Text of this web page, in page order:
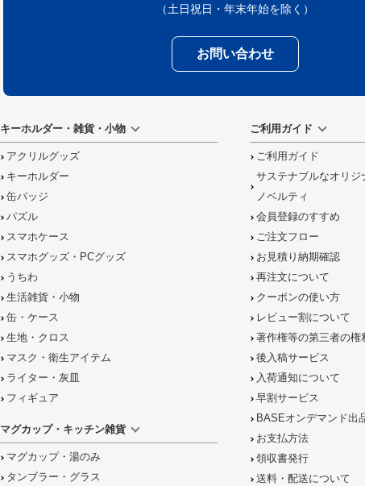
（土日祝日・年末年始を除く）
お問い合わせ
キーホルダー・雑貨・小物
アクリルグッズ
キーホルダー
缶バッジ
パズル
スマホケース
スマホグッズ・PCグッズ
うちわ
生活雑貨・小物
缶・ケース
生地・クロス
マスク・衛生アイテム
ライター・灰皿
フィギュア
マグカップ・キッチン雑貨
マグカップ・湯のみ
タンブラー・グラス
ご利用ガイド
ご利用ガイド
サステナブルなオリジ
ノベルティ
会員登録のすすめ
ご注文フロー
お見積り納期確認
再注文について
クーポンの使い方
レビュー割について
著作権等の第三者の権
後入稿サービス
入荷通知について
早割サービス
BASEオンデマンド出
お支払方法
領収書発行
送料・配送について